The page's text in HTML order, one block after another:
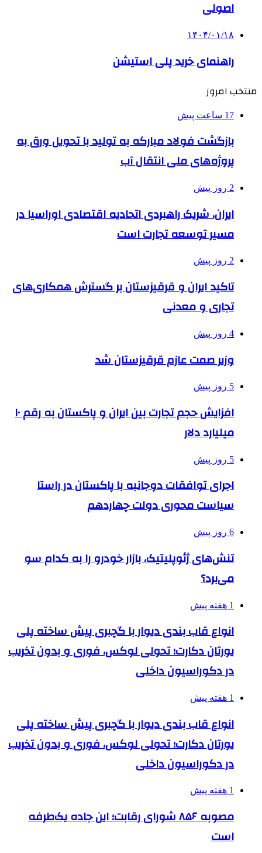
اصولی
۱۴۰۴/۰۱/۱۸
راهنمای خرید پلی استیشن
منتخب امروز
17 ساعت پیش
بازگشت فولاد مبارکه به تولید با تحویل ورق به
پروژه‌های ملی انتقال آب
2 روز پیش
ایران، شریک راهبردی اتحادیه اقتصادی اوراسیا در
مسیر توسعه تجارت است
2 روز پیش
تاکید ایران و قرقیزستان بر گسترش همکاری‌های
تجاری و معدنی
4 روز پیش
وزیر صمت عازم قرقیزستان شد
5 روز پیش
افزایش حجم تجارت بین ایران و پاکستان به رقم ۱۰
میلیارد دلار
5 روز پیش
اجرای توافقات دوجانبه با پاکستان در راستا
سیاست محوری دولت چهاردهم
6 روز پیش
تنش‌های ژئوپلیتیک، بازار خودرو را به کدام سو
می‌برد؟
1 هفته پیش
انواع قاب بندی دیوار با گچبری پیش ساخته پلی
یورتان دکارت؛ تحولی لوکس، فوری و بدون تخریب
در دکوراسیون داخلی
1 هفته پیش
انواع قاب بندی دیوار با گچبری پیش ساخته پلی
یورتان دکارت؛ تحولی لوکس، فوری و بدون تخریب
در دکوراسیون داخلی
1 هفته پیش
مصوبه ۸۵۶ شورای رقابت؛ این جاده یک‌طرفه
است